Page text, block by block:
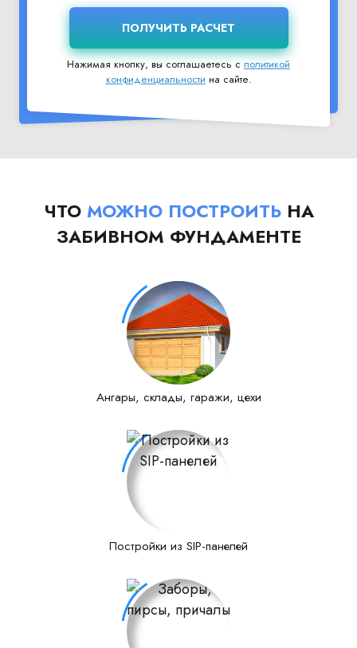
Нажимая кнопку, вы соглашаетесь сполитикой
конфиденциальности на сайте.
ЧТО МОЖНО ПОСТРОИТЬНА
ЗАБИВНОМ ФУНДАМЕНТЕ
Ангары, склады, гаражи, цехи
Постройки из SIP-панелей